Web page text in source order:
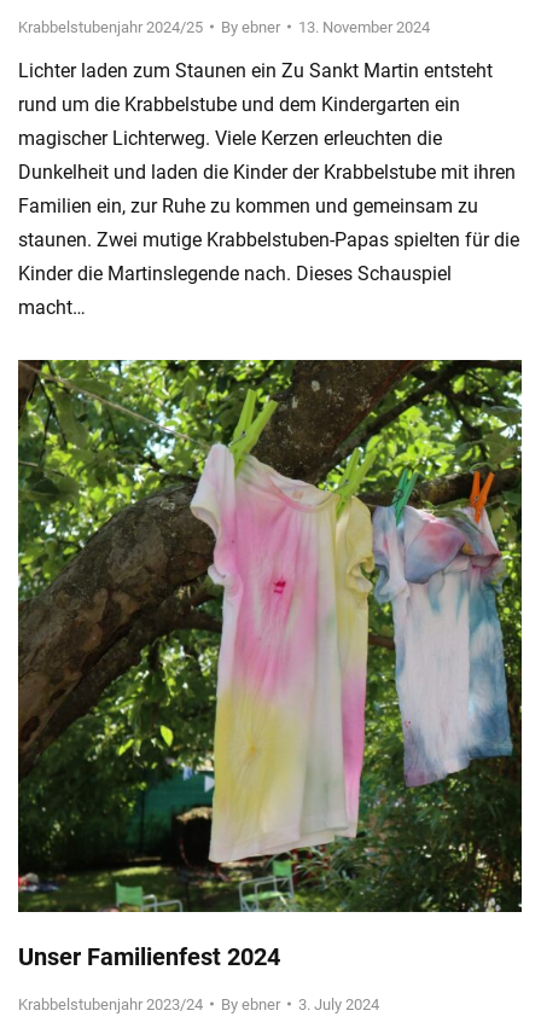
Krabbelstubenjahr 2024/25 By ebner 13. November 2024
Lichter laden zum Staunen ein Zu Sankt Martin entsteht
rund um die Krabbelstube und dem Kindergarten ein
magischer Lichterweg. Viele Kerzen erleuchten die
Dunkelheit und laden die Kinder der Krabbelstube mit ihren
Familien ein, zur Ruhe zu kommen und gemeinsam zu
staunen. Zwei mutige Krabbelstuben-Papas spielten für die
Kinder die Martinslegende nach. Dieses Schauspiel
macht…
Unser Familienfest 2024
Krabbelstubenjahr 2023/24 By ebner 3. July 2024